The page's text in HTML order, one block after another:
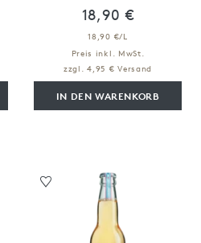
18,90 €
18,90 €/L
Preis inkl. MwSt.
zzgl. 4,95 € Versand
IN DEN WARENKORB